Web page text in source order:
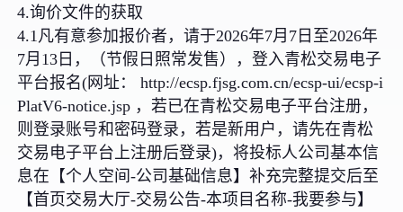
4.询价文件的获取
4.1凡有意参加报价者，请于2026年7月7日至2026年
7月13日，（节假日照常发售），登入青松交易电子
平台报名(网址： http://ecsp.fjsg.com.cn/ecsp-ui/ecsp-i
PlatV6-notice.jsp ，若已在青松交易电子平台注册，
则登录账号和密码登录，若是新用户，请先在青松
交易电子平台上注册后登录)，将投标人公司基本信
息在【个人空间-公司基础信息】补充完整提交后至
【首页交易大厅-交易公告-本项目名称-我要参与】